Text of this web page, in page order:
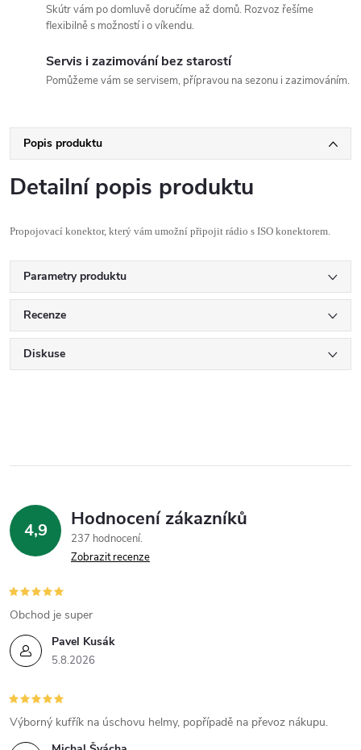
Skútr vám po domluvě doručíme až domů. Rozvoz řešíme
flexibilně s možností i o víkendu.
Servis i zazimování bez starostí
Pomůžeme vám se servisem, přípravou na sezonu i zazimováním.
Popis produktu
Detailní popis produktu
Propojovací konektor, který vám umožní připojit rádio s ISO konektorem.
Parametry produktu
Recenze
Diskuse
4,9 Hodnocení zákazníků
237 hodnocení
Zobrazit recenze
Pavel Kusák
5.8.2026
Obchod je super
Výborný kufřík na úschovu helmy, popřípadě na převoz nákupu.